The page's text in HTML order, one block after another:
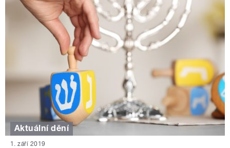
Aktuální dění
1. září 2019